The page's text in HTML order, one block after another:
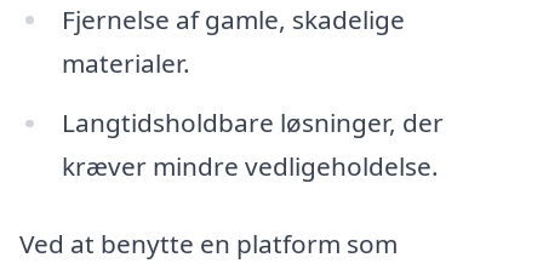
Fjernelse af gamle, skadelige
materialer.
Langtidsholdbare løsninger, der
kræver mindre vedligeholdelse.
Ved at benytte en platform som